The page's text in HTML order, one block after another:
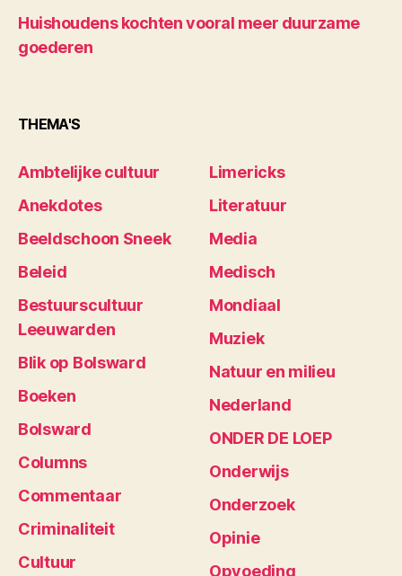
Huishoudens kochten vooral meer duurzame
goederen
THEMA'S
Ambtelijke cultuur
Anekdotes
Beeldschoon Sneek
Beleid
Bestuurscultuur
Leeuwarden
Blik op Bolsward
Boeken
Bolsward
Columns
Commentaar
Criminaliteit
Cultuur
Limericks
Literatuur
Media
Medisch
Mondiaal
Muziek
Natuur en milieu
Nederland
ONDER DE LOEP
Onderwijs
Onderzoek
Opinie
Opvoeding